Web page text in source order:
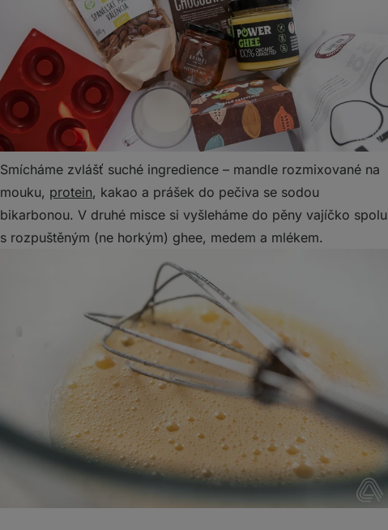
Smícháme zvlášť suché ingredience – mandle rozmixované na
mouku, protein, kakao a prášek do pečiva se sodou
bikarbonou. V druhé misce si vyšleháme do pěny vajíčko spolu
s rozpuštěným (ne horkým) ghee, medem a mlékem.